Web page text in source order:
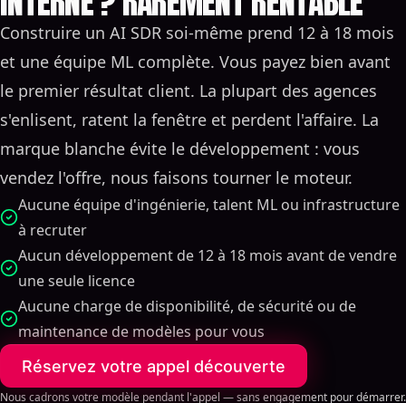
pendant que SalesMind AI gère toute
l'infrastructure, la disponibilité et le développement
produit en coulisses.
Construire un AI SDR soi-même prend 12 à 18 mois
et une équipe ML complète. Vous payez bien avant
le premier résultat client. La plupart des agences
s'enlisent, ratent la fenêtre et perdent l'affaire. La
marque blanche évite le développement : vous
vendez l'offre, nous faisons tourner le moteur.
Aucune équipe d'ingénierie, talent ML ou infrastructure
à recruter
Aucun développement de 12 à 18 mois avant de vendre
une seule licence
Aucune charge de disponibilité, de sécurité ou de
maintenance de modèles pour vous
Réservez votre appel découverte
Nous cadrons votre modèle pendant l'appel — sans engagement pour démarrer.